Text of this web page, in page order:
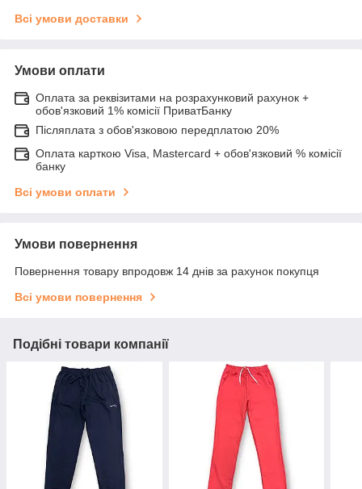
Всі умови доставки
Умови оплати
Оплата за реквізитами на розрахунковий рахунок +
обов'язковий 1% комісії ПриватБанку
Післяплата з обов'язковою передплатою 20%
Оплата карткою Visa, Mastercard + обов'язковий % комісії
банку
Всі умови оплати
Умови повернення
Повернення товару впродовж 14 днів за рахунок покупця
Всі умови повернення
Подібні товари компанії